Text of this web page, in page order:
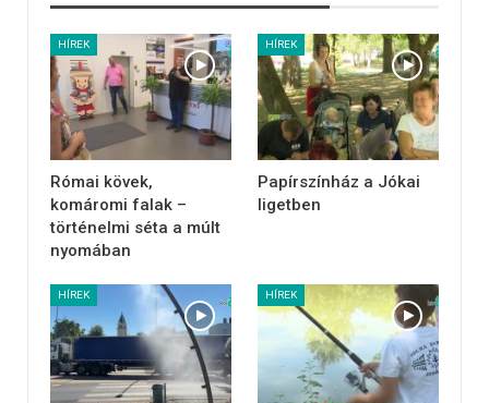
HÍREK
Római kövek,
komáromi falak –
történelmi séta a múlt
nyomában
HÍREK
Papírszínház a Jókai
ligetben
HÍREK HÍREK